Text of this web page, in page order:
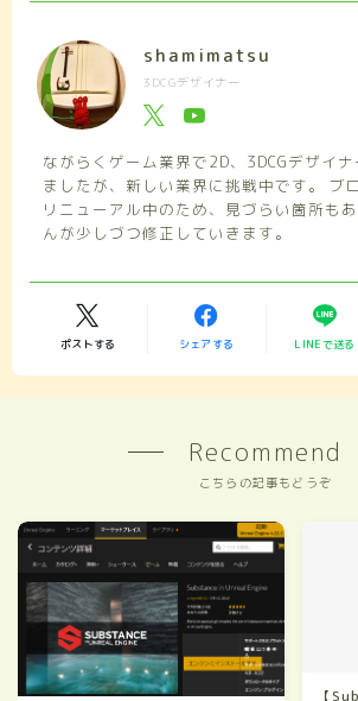
shamimatsu
3DCGデザイナー
ながらくゲーム業界で2D、3DCGデザイ
ましたが、新しい業界に挑戦中です。 ブ
リニューアル中のため、見づらい箇所も
んが少しづつ修正していきます。
ポストする シェアする LINEで送る
Recommend
こちらの記事もどうぞ
【